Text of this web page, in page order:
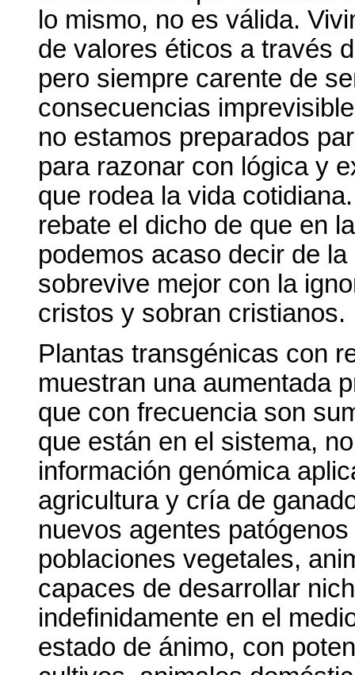
lo mismo, no es válida.
de valores éticos a través
pero siempre carente de
consecuencias
no estamos preparados
para razonar con lógica y
que rodea la vida
rebate el dicho de que en
podemos acaso decir de
sobrevive mejor con la
cristos y sobran cristianos.
Plantas transgénicas con
muestran una aumentada
que con frecuencia son
que están en el sistema,
información genómica
agricultura y cría de
nuevos agentes
poblaciones vegetales,
capaces de desarrollar
indefinidamente en el
estado de ánimo, con